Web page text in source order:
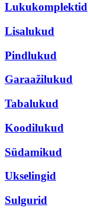
Lukukomplektid
Lisalukud
Pindlukud
Garaažilukud
Tabalukud
Koodilukud
Südamikud
Ukselingid
Sulgurid